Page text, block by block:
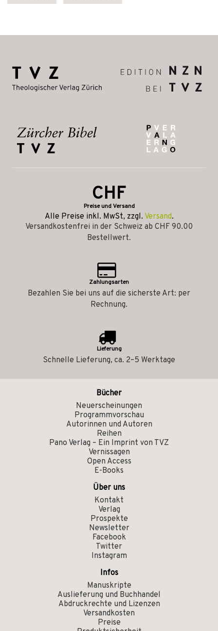
CHF
Preise und Versand
Alle Preise inkl. MwSt, zzgl. Versand.
Versandkostenfrei in der Schweiz ab CHF 90.00
Bestellwert.
Zahlungsarten
Bezahlen Sie bei uns auf die sicherste Art: per
Rechnung.
Lieferung
Schnelle Lieferung, ca. 2–5 Werktage
Bücher
Neuerscheinungen
Programmvorschau
Autorinnen und Autoren
Reihen
Pano Verlag – Ein Imprint von TVZ
Vernissagen
Open Access
E-Books
Über uns
Kontakt
Verlag
Prospekte
Newsletter
Facebook
Twitter
Instagram
Infos
Manuskripte
Auslieferung und Buchhandel
Abdruckrechte und Lizenzen
Versandkosten
Preise